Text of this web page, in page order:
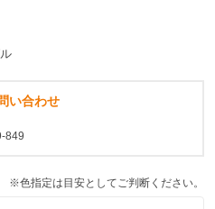
い合わせ
849
※色指定は目安としてご判断ください。